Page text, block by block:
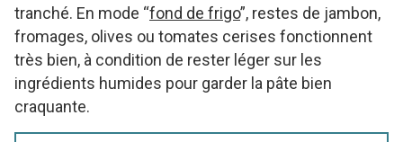
tranché. En mode “fond de frigo”, restes de jambon,
fromages, olives ou tomates cerises fonctionnent
très bien, à condition de rester léger sur les
ingrédients humides pour garder la pâte bien
craquante.